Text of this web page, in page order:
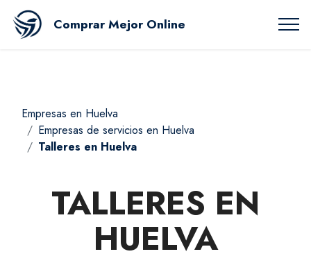
Comprar Mejor Online
Empresas en Huelva
Empresas de servicios en Huelva
Talleres en Huelva
TALLERES EN
HUELVA